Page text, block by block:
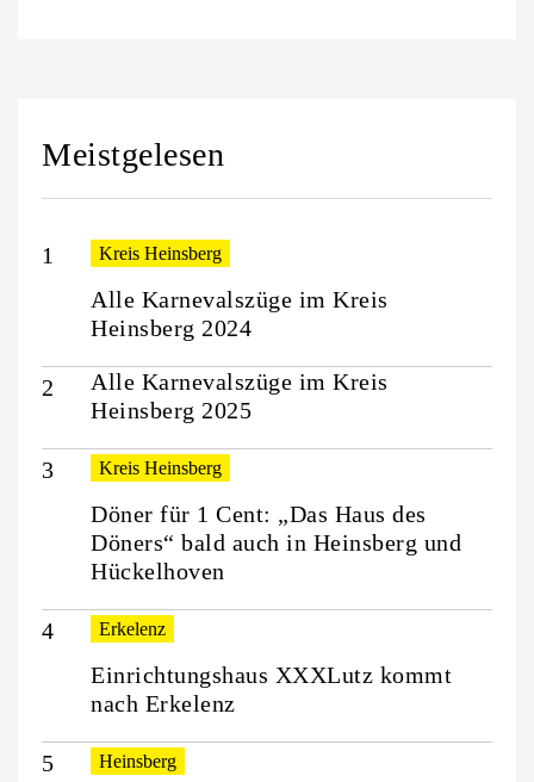
Meistgelesen
Kreis Heinsberg
Alle Karnevalszüge im Kreis
Heinsberg 2024
Alle Karnevalszüge im Kreis
Heinsberg 2025
Kreis Heinsberg
Döner für 1 Cent: „Das Haus des
Döners“ bald auch in Heinsberg und
Hückelhoven
Erkelenz
Einrichtungshaus XXXLutz kommt
nach Erkelenz
Heinsberg